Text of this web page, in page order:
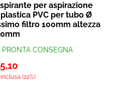
per aspirazione
PVC per tubo Ø
filtro 100mm altezza
PRONTA CONSEGNA
5,10
inclusa (22%)